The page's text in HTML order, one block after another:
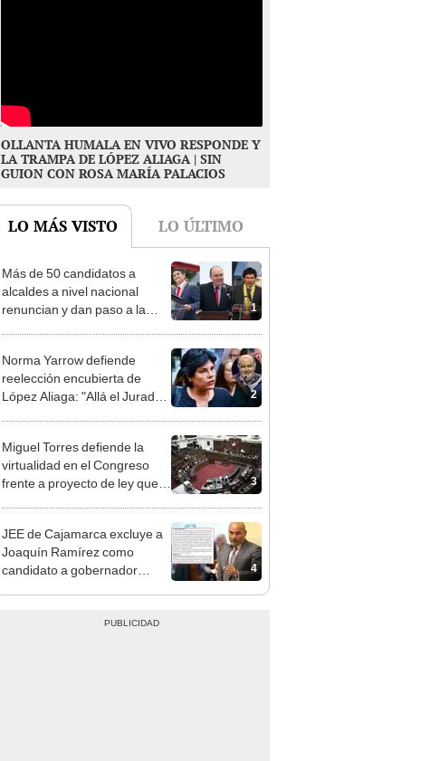
OLLANTA HUMALA EN VIVO RESPONDE Y
LA TRAMPA DE LÓPEZ ALIAGA | SIN
GUION CON ROSA MARÍA PALACIOS
LO MÁS VISTO LO ÚLTIMO
1
Más de 50 candidatos a
alcaldes a nivel nacional
renuncian y dan paso a la
2
Norma Yarrow defiende
reelección encubierta de
López Aliaga: "Allá el Jurado
3
Miguel Torres defiende la
virtualidad en el Congreso
frente a proyecto de ley que
4
JEE de Cajamarca excluye a
Joaquín Ramírez como
candidato a gobernador